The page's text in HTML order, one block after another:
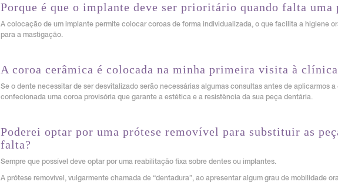
Porque é que o implante deve ser prioritário quando falta uma
A colocação de um implante permite colocar coroas de forma individualizada, o que facilita a higiene
para a mastigação.
A coroa cerâmica é colocada na minha primeira visita à
Se o dente necessitar de ser desvitalizado serão necessárias algumas consultas antes de aplicarmos
confecionada uma coroa provisória que garante a estética e a resistência da sua peça dentária.
Poderei optar por uma prótese removível para substituir as
falta?
Sempre que possível deve optar por uma reabilitação fixa sobre dentes ou implantes.
A prótese removível, vulgarmente chamada de “dentadura”, ao apresentar algum grau de mobilidade